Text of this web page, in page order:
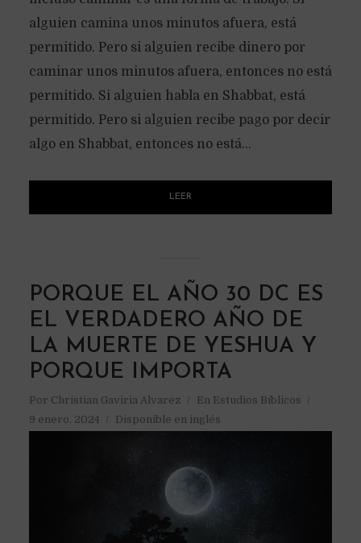
alguien camina unos minutos afuera, está
permitido. Pero si alguien recibe dinero por
caminar unos minutos afuera, entonces no está
permitido. Si alguien habla en Shabbat, está
permitido. Pero si alguien recibe pago por decir
algo en Shabbat, entonces no está...
LEER
PORQUE EL AÑO 30 DC ES
EL VERDADERO AÑO DE
LA MUERTE DE YESHUA Y
PORQUE IMPORTA
Por Christian Gaviria Alvarez En Estudios Bíblicos
9 enero, 2024
Disponible en inglés